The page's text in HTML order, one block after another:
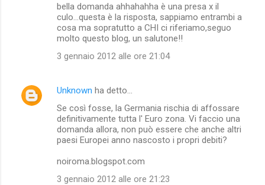
t
bella domanda ahhahahha è una presa x il
culo...questa è la risposta, sappiamo entrambi a
cosa ma sopratutto a CHI ci riferiamo,seguo
molto questo blog, un salutone!!
3 gennaio 2012 alle ore 21:04
Unknown ha detto…
Se così fosse, la Germania rischia di affossare
definitivamente tutta l' Euro zona. Vi faccio una
domanda allora, non può essere che anche altri
paesi Europei anno nascosto i propri debiti?
noiroma.blogspot.com
3 gennaio 2012 alle ore 21:23